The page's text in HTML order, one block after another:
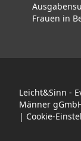
Frauen in
Leicht&Sinn -
Männer
| Cookie-